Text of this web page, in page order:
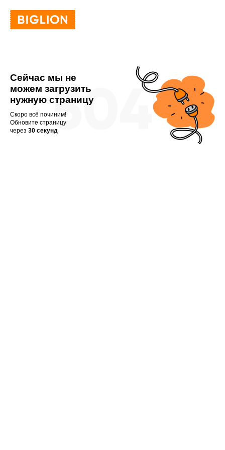
Сейчас мы не
можем загрузить
нужную страницу
Скоро всё починим!
Обновите страницу
через 30 секунд